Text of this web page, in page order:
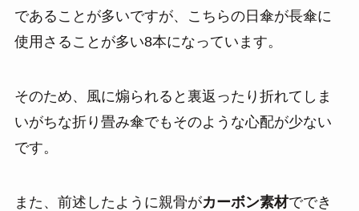
であることが多いですが、こちらの日傘が長傘に
使用さることが多い8本になっています。
そのため、風に煽られると裏返ったり折れてしま
いがちな折り畳み傘でもそのような心配が少ない
です。
また、前述したように親骨がカーボン素材ででき